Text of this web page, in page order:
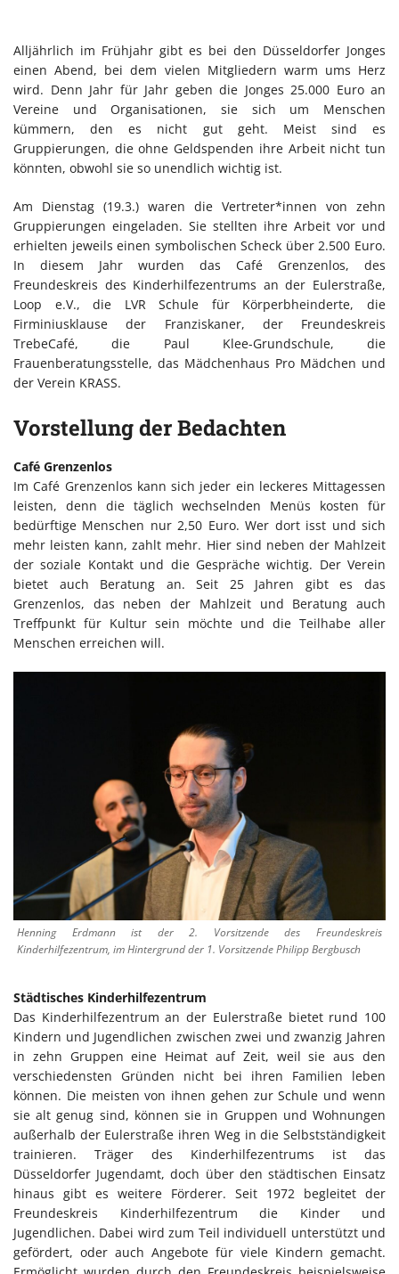
Alljährlich im Frühjahr gibt es bei den Düsseldorfer Jonges
einen Abend, bei dem vielen Mitgliedern warm ums Herz
wird. Denn Jahr für Jahr geben die Jonges 25.000 Euro an
Vereine und Organisationen, sie sich um Menschen
kümmern, den es nicht gut geht. Meist sind es
Gruppierungen, die ohne Geldspenden ihre Arbeit nicht tun
könnten, obwohl sie so unendlich wichtig ist.
Am Dienstag (19.3.) waren die Vertreter*innen von zehn
Gruppierungen eingeladen. Sie stellten ihre Arbeit vor und
erhielten jeweils einen symbolischen Scheck über 2.500 Euro.
In diesem Jahr wurden das Café Grenzenlos, des
Freundeskreis des Kinderhilfezentrums an der Eulerstraße,
Loop e.V., die LVR Schule für Körperbheinderte, die
Firminiusklause der Franziskaner, der Freundeskreis
TrebeCafé, die Paul Klee-Grundschule, die
Frauenberatungsstelle, das Mädchenhaus Pro Mädchen und
der Verein KRASS.
Vorstellung der Bedachten
Café Grenzenlos
Im Café Grenzenlos kann sich jeder ein leckeres Mittagessen
leisten, denn die täglich wechselnden Menüs kosten für
bedürftige Menschen nur 2,50 Euro. Wer dort isst und sich
mehr leisten kann, zahlt mehr. Hier sind neben der Mahlzeit
der soziale Kontakt und die Gespräche wichtig. Der Verein
bietet auch Beratung an. Seit 25 Jahren gibt es das
Grenzenlos, das neben der Mahlzeit und Beratung auch
Treffpunkt für Kultur sein möchte und die Teilhabe aller
Menschen erreichen will.
Henning Erdmann ist der 2. Vorsitzende des Freundeskreis
Kinderhilfezentrum, im Hintergrund der 1. Vorsitzende Philipp Bergbusch
Städtisches Kinderhilfezentrum
Das Kinderhilfezentrum an der Eulerstraße bietet rund 100
Kindern und Jugendlichen zwischen zwei und zwanzig Jahren
in zehn Gruppen eine Heimat auf Zeit, weil sie aus den
verschiedensten Gründen nicht bei ihren Familien leben
können. Die meisten von ihnen gehen zur Schule und wenn
sie alt genug sind, können sie in Gruppen und Wohnungen
außerhalb der Eulerstraße ihren Weg in die Selbstständigkeit
trainieren. Träger des Kinderhilfezentrums ist das
Düsseldorfer Jugendamt, doch über den städtischen Einsatz
hinaus gibt es weitere Förderer. Seit 1972 begleitet der
Freundeskreis Kinderhilfezentrum die Kinder und
Jugendlichen. Dabei wird zum Teil individuell unterstützt und
gefördert, oder auch Angebote für viele Kindern gemacht.